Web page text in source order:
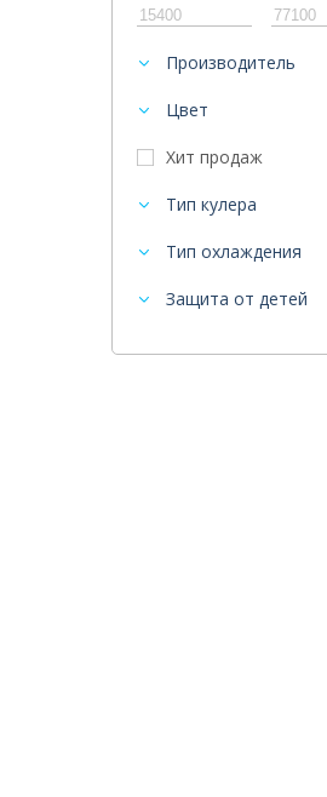
Производитель
Цвет
Хит продаж
Тип кулера
Тип охлаждения
Защита от детей